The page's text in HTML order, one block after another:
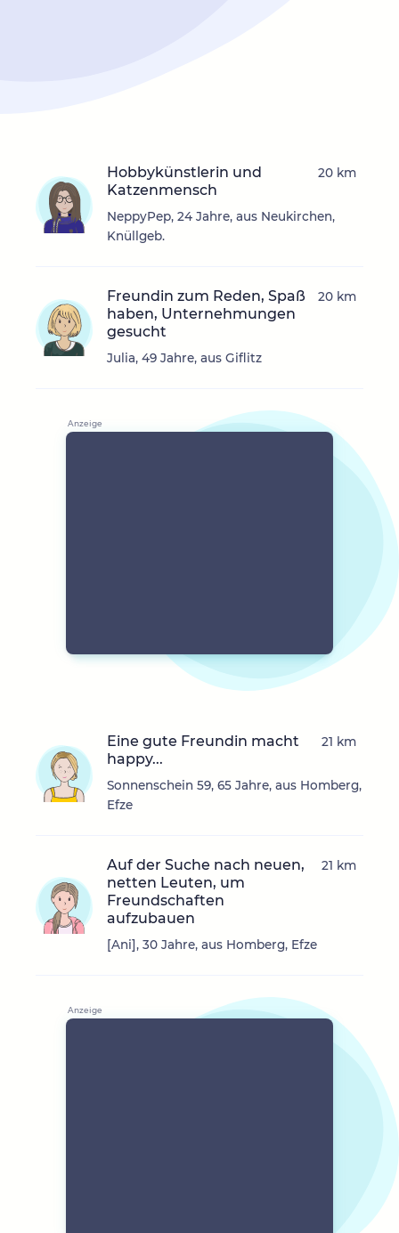
Hobbykünstlerin und
Katzenmensch
NeppyPep, 24 Jahre, aus Neukirchen,
Knüllgeb.
20 km
Freundin zum Reden, Spaß
haben, Unternehmungen
gesucht
Julia, 49 Jahre, aus Giflitz
20 km
Eine gute Freundin macht
happy...
Sonnenschein 59, 65 Jahre, aus Homberg,
Efze
21 km
Auf der Suche nach neuen,
netten Leuten, um
Freundschaften
aufzubauen
[Ani], 30 Jahre, aus Homberg, Efze
21 km